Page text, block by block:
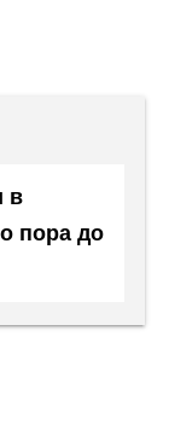
в
пора до